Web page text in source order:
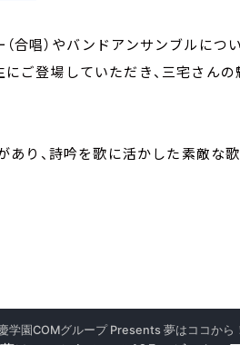
合唱）やバンドアンサンブルにつ
ご登場していただき、三宅さん
あり、詩吟を歌に活かした素敵な